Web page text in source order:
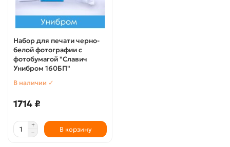
Набор для печати черно-
белой фотографии с
фотобумагой "Славич
Унибром 160БП"
В наличии ✓
1714 ₽
В корзину